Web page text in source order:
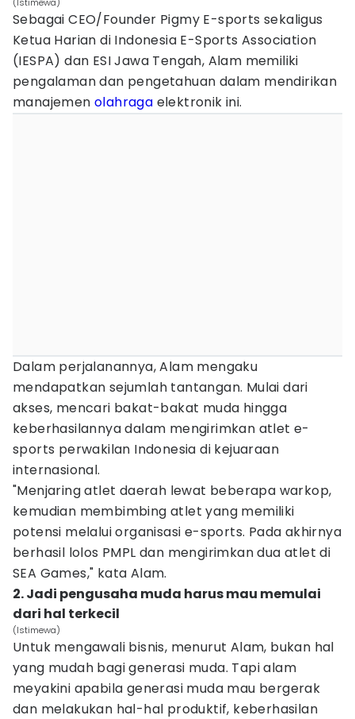
Sebagai CEO/Founder Pigmy E-sports sekaligus
Ketua Harian di Indonesia E-Sports Association
(IESPA) dan ESI Jawa Tengah, Alam memiliki
pengalaman dan pengetahuan dalam mendirikan
manajemenolahraga elektronik ini.
Dalam perjalanannya, Alam mengaku
mendapatkan sejumlah tantangan. Mulai dari
akses, mencari bakat-bakat muda hingga
keberhasilannya dalam mengirimkan atlet e-
sports perwakilan Indonesia di kejuaraan
internasional.
"Menjaring atlet daerah lewat beberapa warkop,
kemudian membimbing atlet yang memiliki
potensi melalui organisasi e-sports. Pada akhirnya
berhasil lolos PMPL dan mengirimkan dua atlet di
SEA Games," kata Alam.
2. Jadi pengusaha muda harus mau memulai
dari hal terkecil
(Istimewa)
Untuk mengawali bisnis, menurut Alam, bukan hal
yang mudah bagi generasi muda. Tapi alam
meyakini apabila generasi muda mau bergerak
dan melakukan hal-hal produktif, keberhasilan